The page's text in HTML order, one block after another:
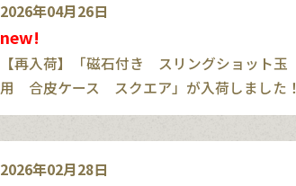
2026年04月26日
new!
【再入荷】「磁石付き スリングショット玉
用 合皮ケース スクエア」が入荷しました！
2026年02月28日